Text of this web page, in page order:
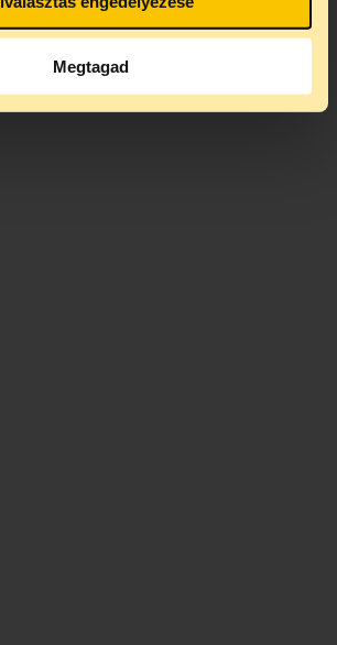
Megtagad